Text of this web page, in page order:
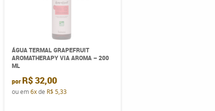
ÁGUA TERMAL GRAPEFRUIT
AROMATHERAPY VIA AROMA – 200
ML
por R$ 32,00
ou em6xde R$ 5,33